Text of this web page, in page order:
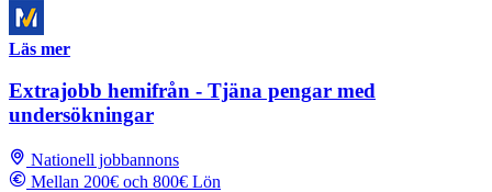
Läs mer
Extrajobb hemifrån - Tjäna pengar med
undersökningar
Nationell jobbannons
Mellan 200€ och 800€ Lön